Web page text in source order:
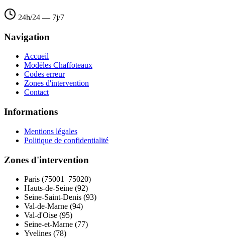
24h/24 — 7j/7
Navigation
Accueil
Modèles Chaffoteaux
Codes erreur
Zones d'intervention
Contact
Informations
Mentions légales
Politique de confidentialité
Zones d'intervention
Paris (75001–75020)
Hauts-de-Seine (92)
Seine-Saint-Denis (93)
Val-de-Marne (94)
Val-d'Oise (95)
Seine-et-Marne (77)
Yvelines (78)